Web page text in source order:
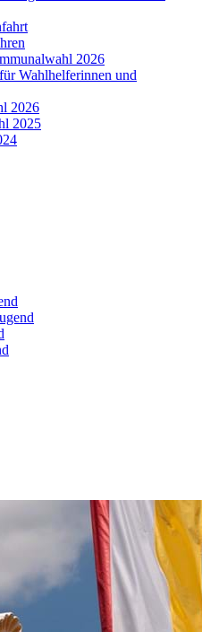
2026
Wahlhelferinnen und
2026
2025